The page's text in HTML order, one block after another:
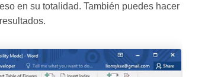
en su totalidad. También puedes hacer